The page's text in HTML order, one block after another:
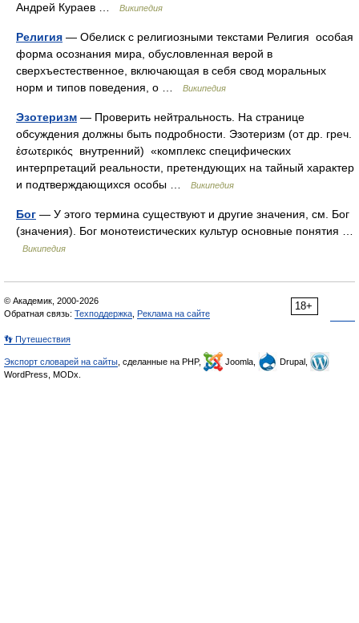
Андрей Кураев …
Википедия
Религия — Обелиск с религиозными текстами Религия особая
форма осознания мира, обусловленная верой в
сверхъестественное, включающая в себя свод моральных
норм и типов поведения, о …
Википедия
Эзотеризм — Проверить нейтральность. На странице
обсуждения должны быть подробности. Эзотеризм (от др. греч.
ἐσωτερικός внутренний) «комплекс специфических
интерпретаций реальности, претендующих на тайный характер
и подтверждающихся особы …
Википедия
Бог — У этого термина существуют и другие значения, см. Бог
(значения). Бог монотеистических культур основные понятия …
Википедия
18+
© Академик, 2000-2026
Обратная связь: Техподдержка Реклама на сайте
👣 Путешествия
Экспорт словарей на сайты , сделанные на PHP, Joomla,
Drupal,
WordPress, MODx.